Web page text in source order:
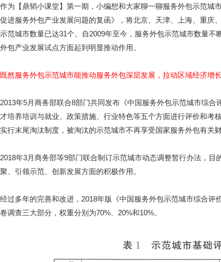
作为【鼎韬小课堂】第一期，小编想和大家聊一聊服务外包示范城
促进服务外包产业发展问题的复函》，将北京、天津、上海、重庆
示范城市数量已达31个。自2009年至今，服务外包示范城市数量
外包产业发展试点方面起到明显推动作用。
既然服务外包示范城市能推动服务外包深层发展，拉动区域经济增
2013年5月商务部联合8部门共同发布《中国服务外包示范城市综
才培养培训与就业、政策措施、行业特色等五个方面进行评价和考
实行末尾淘汰制度，被淘汰的示范城市不再享受国家服务外包有关
2018年3月商务部等9部门联合制订示范城市动态调整暂行办法，
聚、引领示范、创新发展方面的积极作用。
经过多年的完善和改进，2018年版《中国服务外包示范城市综合
卷调查三大部分，权重分别为70%、20%和10%。